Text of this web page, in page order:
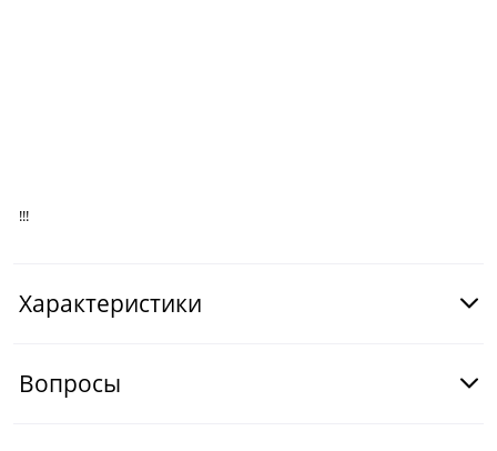
!!!
Характеристики
Вопросы